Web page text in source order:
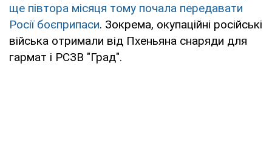
ще півтора місяця тому почала передавати
Росії боєприпаси. Зокрема, окупаційні російські
війська отримали від Пхеньяна снаряди для
гармат і РСЗВ "Град".